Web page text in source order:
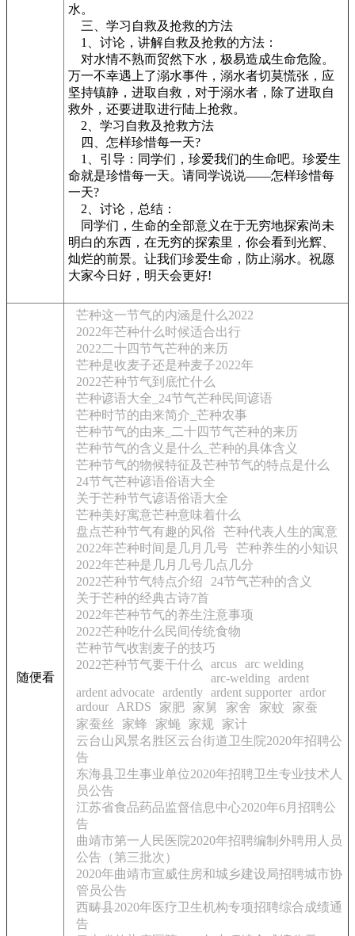
水。
三、学习自救及抢救的方法
1、讨论，讲解自救及抢救的方法：
对水情不熟而贸然下水，极易造成生命危险。
万一不幸遇上了溺水事件，溺水者切莫慌张，应
坚持镇静，进取自救，对于溺水者，除了进取自
救外，还要进取进行陆上抢救。
2、学习自救及抢救方法
四、怎样珍惜每一天?
1、引导：同学们，珍爱我们的生命吧。珍爱生
命就是珍惜每一天。请同学说说——怎样珍惜每
一天?
2、讨论，总结：
同学们，生命的全部意义在于无穷地探索尚未
明白的东西，在无穷的探索里，你会看到光辉、
灿烂的前景。让我们珍爱生命，防止溺水。祝愿
大家今日好，明天会更好!
随便看
芒种这一节气的内涵是什么2022
2022年芒种什么时候适合出行
2022二十四节气芒种的来历
芒种是收麦子还是种麦子2022年
2022芒种节气到底忙什么
芒种谚语大全_24节气芒种民间谚语
芒种时节的由来简介_芒种农事
芒种节气的由来_二十四节气芒种的来历
芒种节气的含义是什么_芒种的具体含义
芒种节气的物候特征及芒种节气的特点是什么
24节气芒种谚语俗语大全
关于芒种节气谚语俗语大全
芒种美好寓意芒种意味着什么
盘点芒种节气有趣的风俗
芒种代表人生的寓意
2022年芒种时间是几月几号 芒种养生的小知识
2022年芒种是几月几号几点几分
2022芒种节气特点介绍
24节气芒种的含义
关于芒种的经典古诗7首
2022年芒种节气的养生注意事项
2022芒种吃什么民间传统食物
芒种节气收割麦子的技巧
2022芒种节气要干什么
arcus arc welding
arc-welding
ardent
ardent advocate ardently ardent supporter ardor
ardour
ARDS 家肥 家舅 家舍 家蚊
家蚕
家蚕丝
家蜂 家蝇 家规
家计
云台山风景名胜区云台街道卫生院2020年招聘公
告
东海县卫生事业单位2020年招聘卫生专业技术人
员公告
江苏省食品药品监督信息中心2020年6月招聘公
告
曲靖市第一人民医院2020年招聘编制外聘用人员
公告（第三批次）
2020年曲靖市宣威住房和城乡建设局招聘城市协
管员公告
西畴县2020年医疗卫生机构专项招聘综合成绩通
告